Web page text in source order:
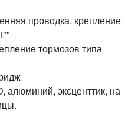
проводка, крепление
тормозов типа
алюминий, эксценттик, на